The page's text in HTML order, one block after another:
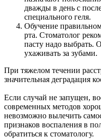
дважды в день с
специального геля.
Обучение
рта. Стоматолог
пасту надо выбрать.
ухаживать за зубами.
При тяжелом течении
значительная деградация
Если случай не запущен,
современных методов
невозможно вылечить
признаков воспаления в
обратиться к стоматологу.